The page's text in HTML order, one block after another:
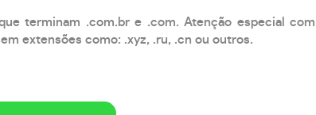
terminam .com.br e .com. Atenção especial com
extensões como: .xyz, .ru, .cn ou outros.